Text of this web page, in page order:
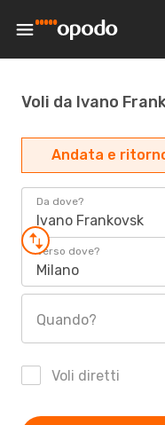
Voli da Ivano
Andata e
Da dove?
Ivano Frankovsk
Verso dove?
Milano
Quando?
Voli diretti